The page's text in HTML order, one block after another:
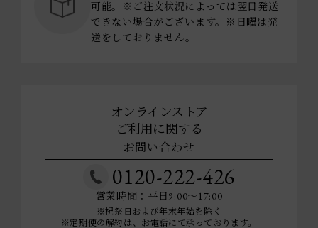
可能。※ご注文状況によっては翌日発送
できない場合がございます。※日曜は発
送をしておりません。
オンラインストア
ご利用に関する
お問い合わせ
0120-222-426
営業時間：平日9:00～17:00
※祝祭日および年末年始を除く
※定期便の解約は、お電話にて承っております。